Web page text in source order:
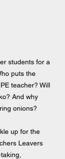
students for a
puts the
teacher? Will
And why
onions?
up for the
Leavers